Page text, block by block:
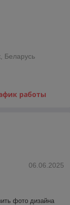
Беларусь
работы
06.06.2025
фото дизайна